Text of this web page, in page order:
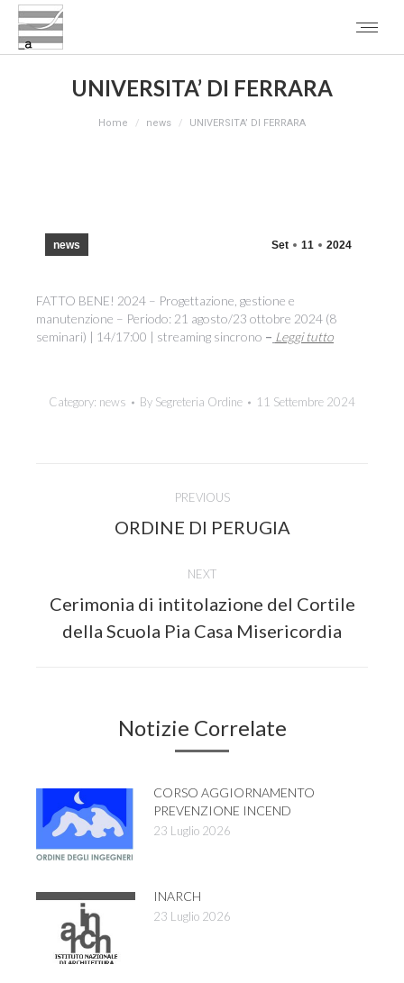
UNIVERSITA’ DI FERRARA
Home news UNIVERSITA’ DI FERRARA
Set 11 2024
news
FATTO BENE! 2024 – Progettazione, gestione e
manutenzione – Periodo: 21 agosto/23 ottobre 2024 (8
seminari) | 14/17:00 | streaming sincrono – Leggi tutto
Category: news By Segreteria Ordine 11 Settembre 2024
navigation
PREVIOUS
Previous
post:
ORDINE DI PERUGIA
NEXT
Next
post:
Cerimonia di intitolazione del Cortile
della Scuola Pia Casa Misericordia
Notizie Correlate
CORSO AGGIORNAMENTO
PREVENZIONE INCEND
23 Luglio 2026
INARCH
23 Luglio 2026